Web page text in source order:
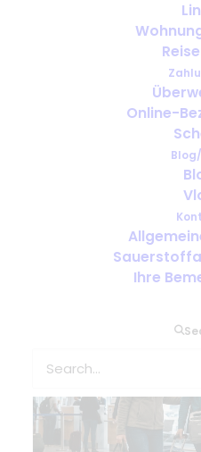
Online-
Ihre
Sauerstoff für
Familienfeiern
Anlässe im